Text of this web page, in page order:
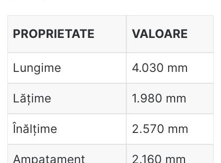
PROPRIETATE VALOARE
Lungime 4.030 mm
Lățime 1.980 mm
Înălțime 2.570 mm
Ampatament 2.160 mm